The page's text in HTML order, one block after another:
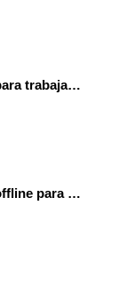
Instala MakeCode Arcade para trabajar offline en tu tablet, ordenador, Chromebook
Instala MakeCode Arcade offline para programar grandes juegos sin necesidad de Internet